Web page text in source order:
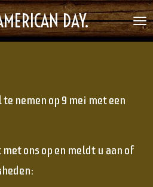
DAY.
nemen op 9 mei met een
ons op en meldt u aan of